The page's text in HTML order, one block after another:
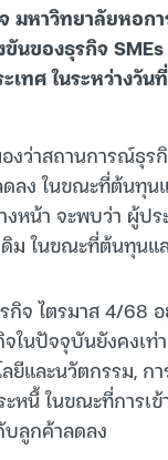
หาวิทยาลัยหอก
นของธุรกิจ
เทศ ในระหว่าง
ว่าสถานการณ์ธุร
ลง ในขณะที่ต้นทุน
หน้า จะพบว่า ผู้ป
ดิม ในขณะที่ต้นทุนแ
กิจ ไตรมาส 4/68
ในปัจจุบันยังคงเ
และนวัตกรรม, ก
หนี้ ในขณะที่การเ
ลูกค้าลดลง